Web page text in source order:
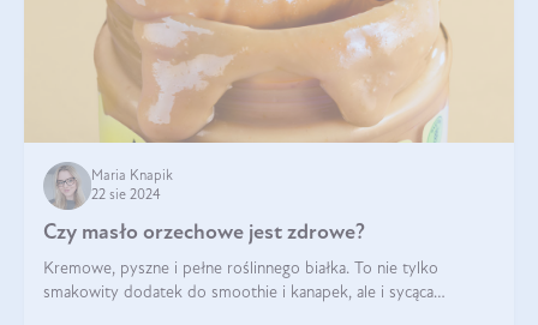
Maria Knapik
22 sie 2024
Czy masło orzechowe jest zdrowe?
Kremowe, pyszne i pełne roślinnego białka. To nie tylko
smakowity dodatek do smoothie i kanapek, ale i sycąca